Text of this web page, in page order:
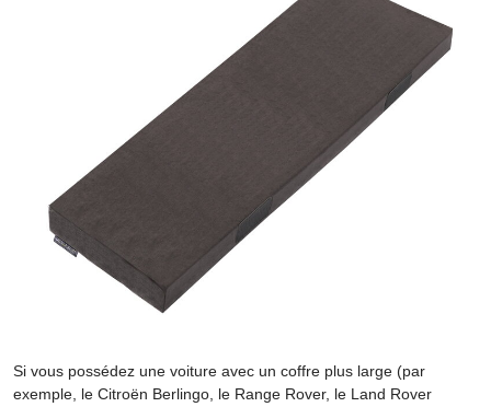
Si vous possédez une voiture avec un coffre plus large (par
exemple, le Citroën Berlingo, le Range Rover, le Land Rover